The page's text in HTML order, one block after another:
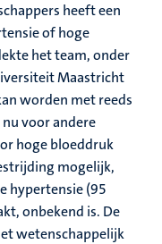
heeft een
of hoge
het team, onder
Maastricht
worden met reeds
voor andere
hoge bloeddruk
mogelijk,
hypertensie (95
onbekend is. De
wetenschappelijk